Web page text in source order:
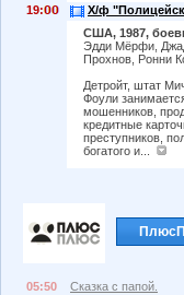
19:
Х/ф
США, 1987,
Эдди Мёрфи,
Прохнов, Ронни
Детройт, штат
Фоули
мошенников,
кредитные
преступников,
богатого и...
05:50
Сказка с папой.